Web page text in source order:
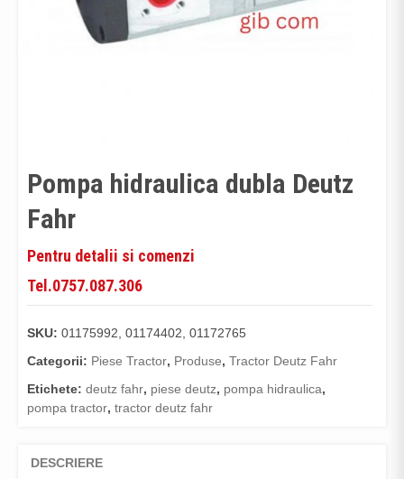
Pompa hidraulica dubla Deutz
Fahr
Pentru detalii si comenzi
Tel.0757.087.306
SKU: 01175992, 01174402, 01172765
Categorii: Piese Tractor, Produse, Tractor Deutz Fahr
Etichete: deutz fahr, piese deutz, pompa hidraulica,
pompa tractor, tractor deutz fahr
DESCRIERE